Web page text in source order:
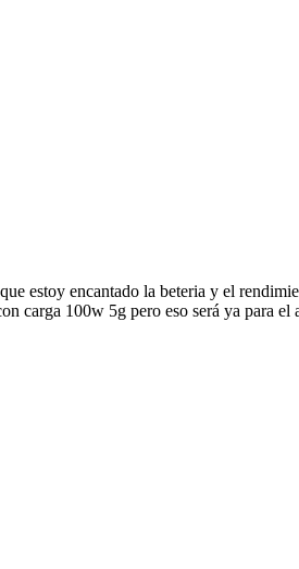
estoy encantado la beteria y el
carga 100w 5g pero eso será ya para